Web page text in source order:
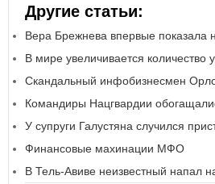
Другие статьи:
Вера Брежнева впервые показала
В мире увеличивается количество
Скандальный инфобизнесмен
Командиры Нацгвардии
У супруги Галустяна случился
Финансовые махинации МФО
В Тель-Авиве неизвестный напал